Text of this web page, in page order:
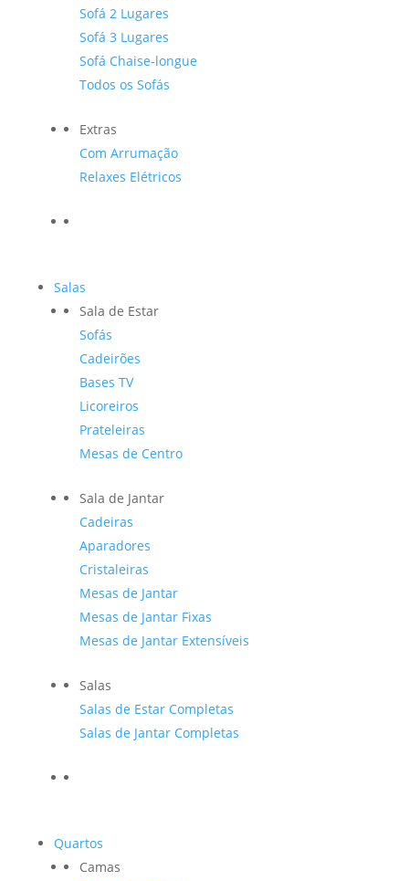
Sofá 2 Lugares
Sofá 3 Lugares
Sofá Chaise-longue
Todos os Sofás
Extras
Com Arrumação
Relaxes Elétricos
Salas
Sala de Estar
Sofás
Cadeirões
Bases TV
Licoreiros
Prateleiras
Mesas de Centro
Sala de Jantar
Cadeiras
Aparadores
Cristaleiras
Mesas de Jantar
Mesas de Jantar Fixas
Mesas de Jantar Extensíveis
Salas
Salas de Estar Completas
Salas de Jantar Completas
Quartos
Camas